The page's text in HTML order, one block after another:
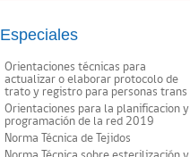
Especiales
Orientaciones técnicas para
actualizar o elaborar protocolo de
trato y registro para personas trans
Orientaciones para la planificacion y
programación de la red 2019
Norma Técnica de Tejidos